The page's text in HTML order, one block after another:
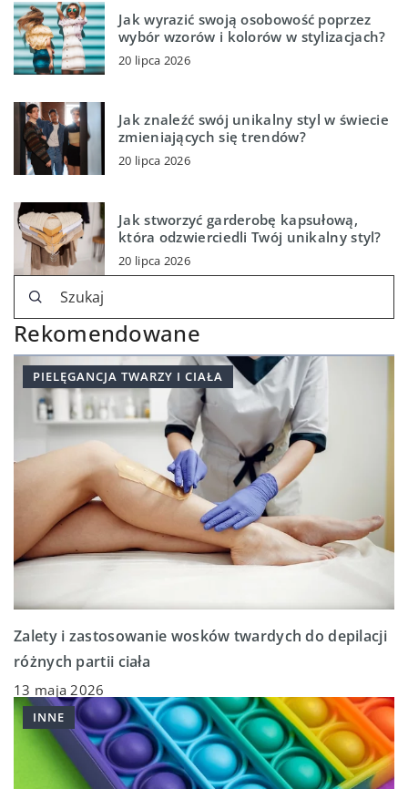
Jak wyrazić swoją osobowość poprzez
wybór wzorów i kolorów w stylizacjach?
20 lipca 2026
Jak znaleźć swój unikalny styl w świecie
zmieniających się trendów?
20 lipca 2026
Jak stworzyć garderobę kapsułową,
która odzwierciedli Twój unikalny styl?
20 lipca 2026
Rekomendowane
PIELĘGANCJA TWARZY I CIAŁA
Zalety i zastosowanie wosków twardych do depilacji
różnych partii ciała
13 maja 2026
INNE